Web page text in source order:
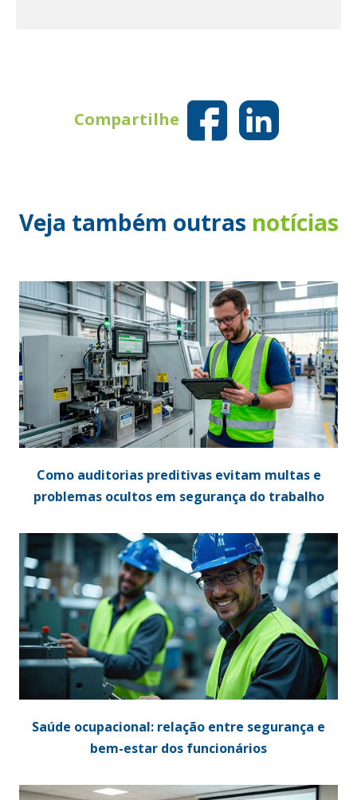
Compartilhe
Veja também outras notícias
Como auditorias preditivas evitam multas e
problemas ocultos em segurança do trabalho
Saúde ocupacional: relação entre segurança e
bem-estar dos funcionários